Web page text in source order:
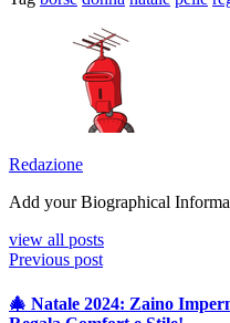
Redazione
Add your Biographical
view all posts
Previous post
🎄 Natale 2024: Zaino